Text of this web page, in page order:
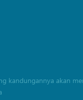
kandungannya akan